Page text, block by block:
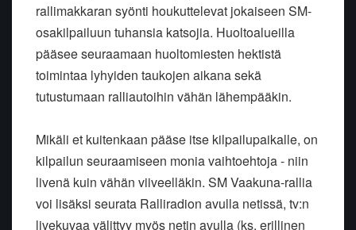
rallimakkaran syönti houkuttelevat jokaiseen SM-
osakilpailuun tuhansia katsojia. Huoltoalueilla
pääsee seuraamaan huoltomiesten hektistä
toimintaa lyhyiden taukojen aikana sekä
tutustumaan ralliautoihin vähän lähempääkin.
Mikäli et kuitenkaan pääse itse kilpailupaikalle, on
kilpailun seuraamiseen monia vaihtoehtoja - niin
livenä kuin vähän viiveelläkin. SM Vaakuna-rallia
voi lisäksi seurata Ralliradion avulla netissä, tv:n
livekuvaa välittyy myös netin avulla (ks. erillinen